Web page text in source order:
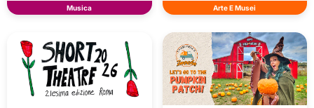
Musica Arte E Musei